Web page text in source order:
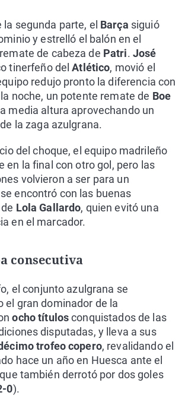
segunda parte, el Barça siguió
y estrelló el balón en el
de cabeza de Patri. José
tinerfeño delAtlético, movió el
redujo pronto la diferencia con
noche, un potente remate de Boe
media altura aprovechando un
la zaga azulgrana.
del choque, el equipo madrileño
en la final con otro gol, pero las
volvieron a ser para un
encontró con las buenas
Lola Gallardo, quien evitó una
en el marcador.
consecutiva
el conjunto azulgrana se
el gran dominador de la
ocho títulosconquistados de las
disputadas, y lleva a sus
trofeo copero, revalidando el
hace un año en Huesca ante el
también derrotó por dos goles
0).